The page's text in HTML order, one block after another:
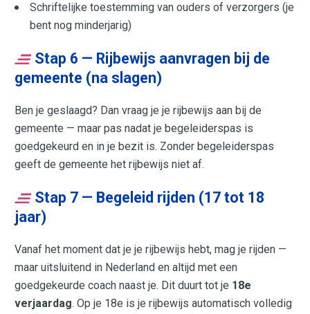
Schriftelijke toestemming van ouders of verzorgers (je
bent nog minderjarig)
Stap 6 — Rijbewijs aanvragen bij de
gemeente (na slagen)
Ben je geslaagd? Dan vraag je je rijbewijs aan bij de
gemeente — maar pas nadat je begeleiderspas is
goedgekeurd en in je bezit is. Zonder begeleiderspas
geeft de gemeente het rijbewijs niet af.
Stap 7 — Begeleid rijden (17 tot 18
jaar)
Vanaf het moment dat je je rijbewijs hebt, mag je rijden —
maar uitsluitend in Nederland en altijd met een
goedgekeurde coach naast je. Dit duurt tot je 18e
verjaardag. Op je 18e is je rijbewijs automatisch volledig